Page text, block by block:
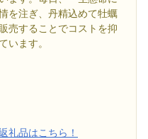
を注ぎ、丹精込めて牡蠣
売することでコストを抑
います。
礼品はこちら！